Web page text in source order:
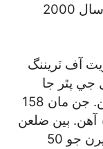
ڪارخانن جي انگ ۾ تمام گھڻو واڌارو سال 2000
آف ٽريننگ
جي پٿر جا
160.2 ملين ٽن جيترا ذخيرا موجود آهن. جن مان 158
آهن. ٻين ضلعن
جي ڀيٽ ۾ صوبي جي ماربل وارن ذخيرن جو 50